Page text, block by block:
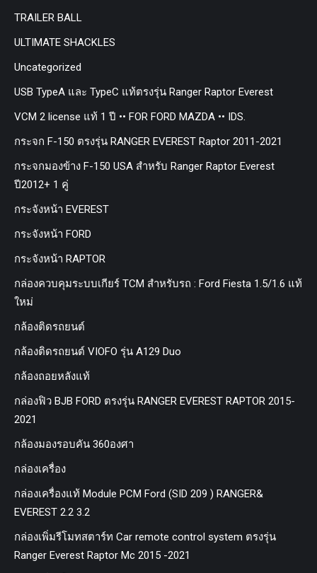
TRAILER BALL
ULTIMATE SHACKLES
Uncategorized
USB TypeA และ TypeC แท้ตรงรุ่น Ranger Raptor Everest
VCM 2 license แท้ 1 ปี •• FOR FORD MAZDA •• IDS.
กระจก F-150 ตรงรุ่น RANGER EVEREST Raptor 2011-2021
กระจกมองข้าง F-150 USA สำหรับ Ranger Raptor Everest
ปี2012+ 1 คู่
กระจังหน้า EVEREST
กระจังหน้า FORD
กระจังหน้า RAPTOR
กล่องควบคุมระบบเกียร์ TCM สำหรับรถ : Ford Fiesta 1.5/1.6 แท้
ใหม่
กล้องติดรถยนต์
กล้องติดรถยนต์ VIOFO รุ่น A129 Duo
กล้องถอยหลังแท้
กล่องฟิว BJB FORD ตรงรุ่น RANGER EVEREST RAPTOR 2015-
2021
กล้องมองรอบคัน 360องศา
กล่องเครื่อง
กล่องเครื่องแท้ Module PCM Ford (SID 209 ) RANGER&
EVEREST 2.2 3.2
กล่องเพิ่มรีโมทสตาร์ท Car remote control system ตรงรุ่น
Ranger Everest Raptor Mc 2015 -2021